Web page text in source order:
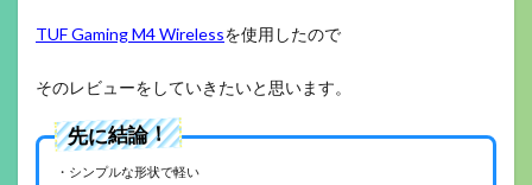
TUFGaming M4 Wirelessを使用したので
そのレビューをしていきたいと思います。
先に結論！
・シンプルな形状で軽い